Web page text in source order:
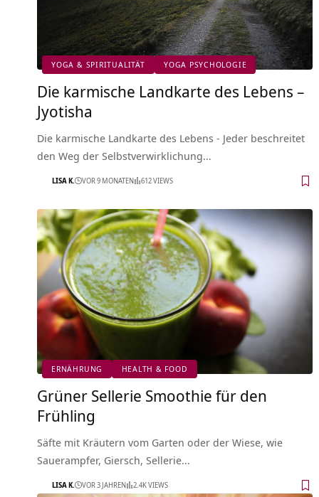
YOGA & SPIRITUALITÄT YOGA PSYCHOLOGIE
Die karmische Landkarte des Lebens –
Jyotisha
Die karmische Landkarte des Lebens - Jeder beschreitet
den Weg der Selbstverwirklichung…
LISA K. VOR 9 MONATEN 612 VIEWS
ERNÄHRUNG HEALTH & FOOD
Grüner Sellerie Smoothie für den
Frühling
Säfte mit Kräutern vom Garten oder der Wiese, wie
Sauerampfer, Giersch, Sellerie…
LISA K. VOR 3 JAHREN 2.4K VIEWS